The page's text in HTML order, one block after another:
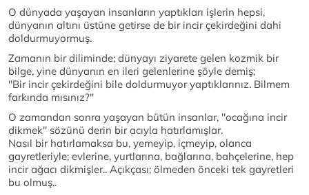
O dünyada yaşayan insanların yaptıkları işlerin hepsi,
dünyanın altını üstüne getirse de bir incir çekirdeğini dahi
doldurmuyormuş.
Zamanın bir diliminde; dünyayı ziyarete gelen kozmik bir
bilge, yine dünyanın en ileri gelenlerine şöyle demiş;
''Bir incir çekirdeğini bile doldurmuyor yaptıklarınız. Bilmem
farkında mısınız?''
O zamandan sonra yaşayan bütün insanlar, ''ocağına incir
dikmek'' sözünü derin bir acıyla hatırlamışlar.
Nasıl bir hatırlamaksa bu, yemeyip, içmeyip, olanca
gayretleriyle; evlerine, yurtlarına, bağlarına, bahçelerine, hep
incir ağacı dikmişler.. Açıkçası; ölmeden önceki tek gayretleri
bu olmuş..